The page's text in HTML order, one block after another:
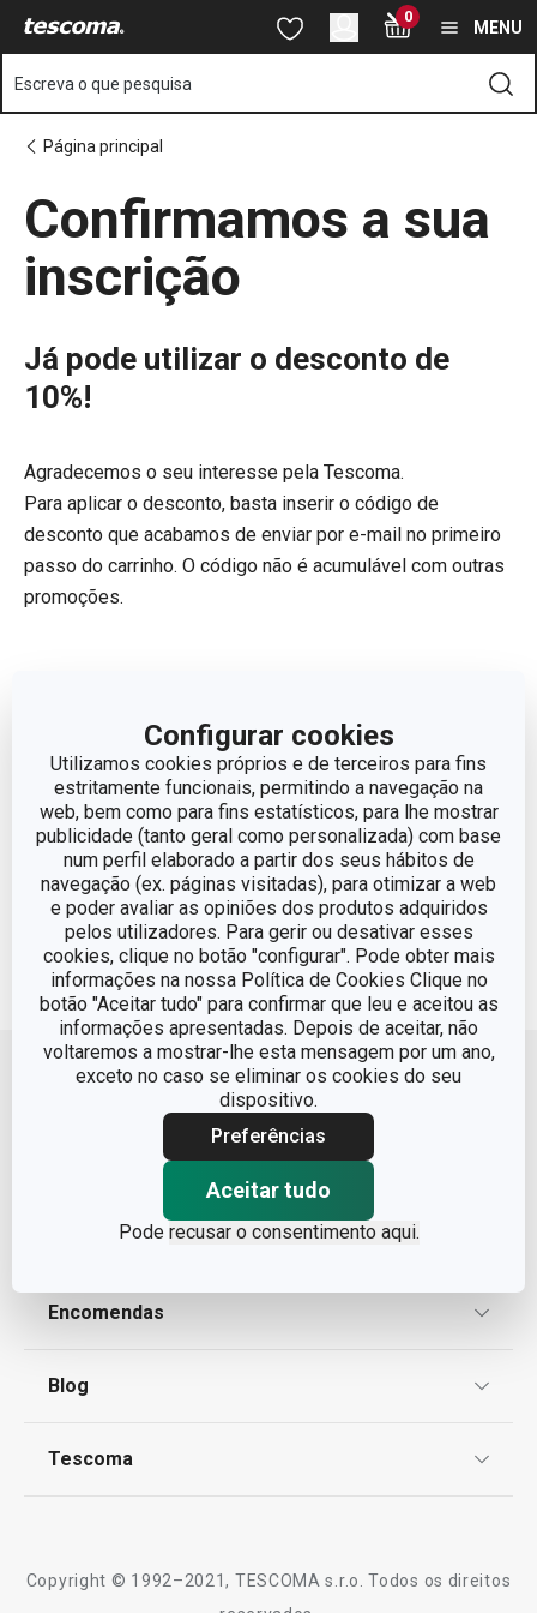
Configurar cookies
Utilizamos cookies próprios e de terceiros para fins
estritamente funcionais, permitindo a navegação na
web, bem como para fins estatísticos, para lhe mostrar
publicidade (tanto geral como personalizada) com base
num perfil elaborado a partir dos seus hábitos de
navegação (ex. páginas visitadas), para otimizar a web
e poder avaliar as opiniões dos produtos adquiridos
pelos utilizadores. Para gerir ou desativar esses
cookies, clique no botão "configurar". Pode obter mais
informações na nossa Política de Cookies Clique no
botão "Aceitar tudo" para confirmar que leu e aceitou as
informações apresentadas. Depois de aceitar, não
voltaremos a mostrar-lhe esta mensagem por um ano,
exceto no caso se eliminar os cookies do seu
dispositivo.
Preferências
Aceitar tudo
Pode recusar o consentimento aqui.
Está na página Confirmamos a sua inscrição
Saltar para o conteúdo principal
Saltar para a pesquisa
Saltar para a navegação 0
MENU
Escreva o que pesquisa
Página principal
Confirmamos a sua
inscrição
Já pode utilizar o desconto de
10%!
Agradecemos o seu interesse pela Tescoma.
Para aplicar o desconto, basta inserir o código de
desconto que acabamos de enviar por e-mail no primeiro
passo do carrinho. O código não é acumulável com outras
promoções.
Tescoma Club:
O que ganha em ser membro Club Tescoma?
Campanhas especiais apenas para membros
Pontos por compra = descontos na próxima compra
Registo simples de compras
Voltar ao topo
Condições Legais
Proteção de informações pessoais
Livro de Reclamações
Encomendas
Perguntas Frequentes
Blog
Tescoma
Copyright © 1992–2021, TESCOMA s.r.o. Todos os direitos